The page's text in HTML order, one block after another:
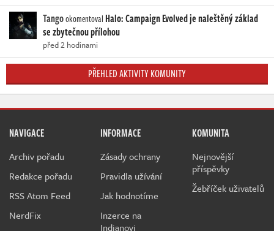
Tangookomentoval Halo: Campaign Evolved je naleštěný základ
se zbytečnou přílohou
před 2 hodinami
PŘEHLED AKTIVITY KOMUNITY
NAVIGACE
Archiv pořadu
Redakce pořadu
RSS Atom Feed
NerdFix
INFORMACE
Zásady ochrany
Pravidla užívání
Jak hodnotíme
Inzerce na
Indianovi
KOMUNITA
Nejnovější
příspěvky
Žebříček uživatelů